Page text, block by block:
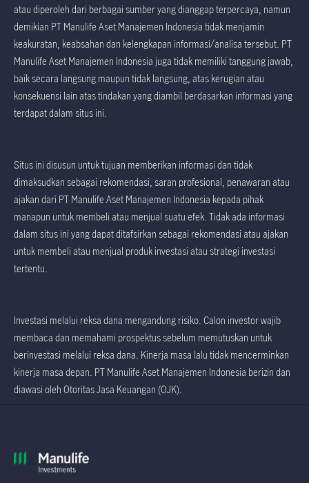
atau diperoleh dari berbagai sumber yang dianggap terpercaya, namun
demikian PT Manulife Aset Manajemen Indonesia tidak menjamin
keakuratan, keabsahan dan kelengkapan informasi/analisa tersebut. PT
Manulife Aset Manajemen Indonesia juga tidak memiliki tanggung jawab,
baik secara langsung maupun tidak langsung, atas kerugian atau
konsekuensi lain atas tindakan yang diambil berdasarkan informasi yang
terdapat dalam situs ini.
Situs ini disusun untuk tujuan memberikan informasi dan tidak
dimaksudkan sebagai rekomendasi, saran profesional, penawaran atau
ajakan dari PT Manulife Aset Manajemen Indonesia kepada pihak
manapun untuk membeli atau menjual suatu efek. Tidak ada informasi
dalam situs ini yang dapat ditafsirkan sebagai rekomendasi atau ajakan
untuk membeli atau menjual produk investasi atau strategi investasi
tertentu.
Investasi melalui reksa dana mengandung risiko. Calon investor wajib
membaca dan memahami prospektus sebelum memutuskan untuk
berinvestasi melalui reksa dana. Kinerja masa lalu tidak mencerminkan
kinerja masa depan. PT Manulife Aset Manajemen Indonesia berizin dan
diawasi oleh Otoritas Jasa Keuangan (OJK).